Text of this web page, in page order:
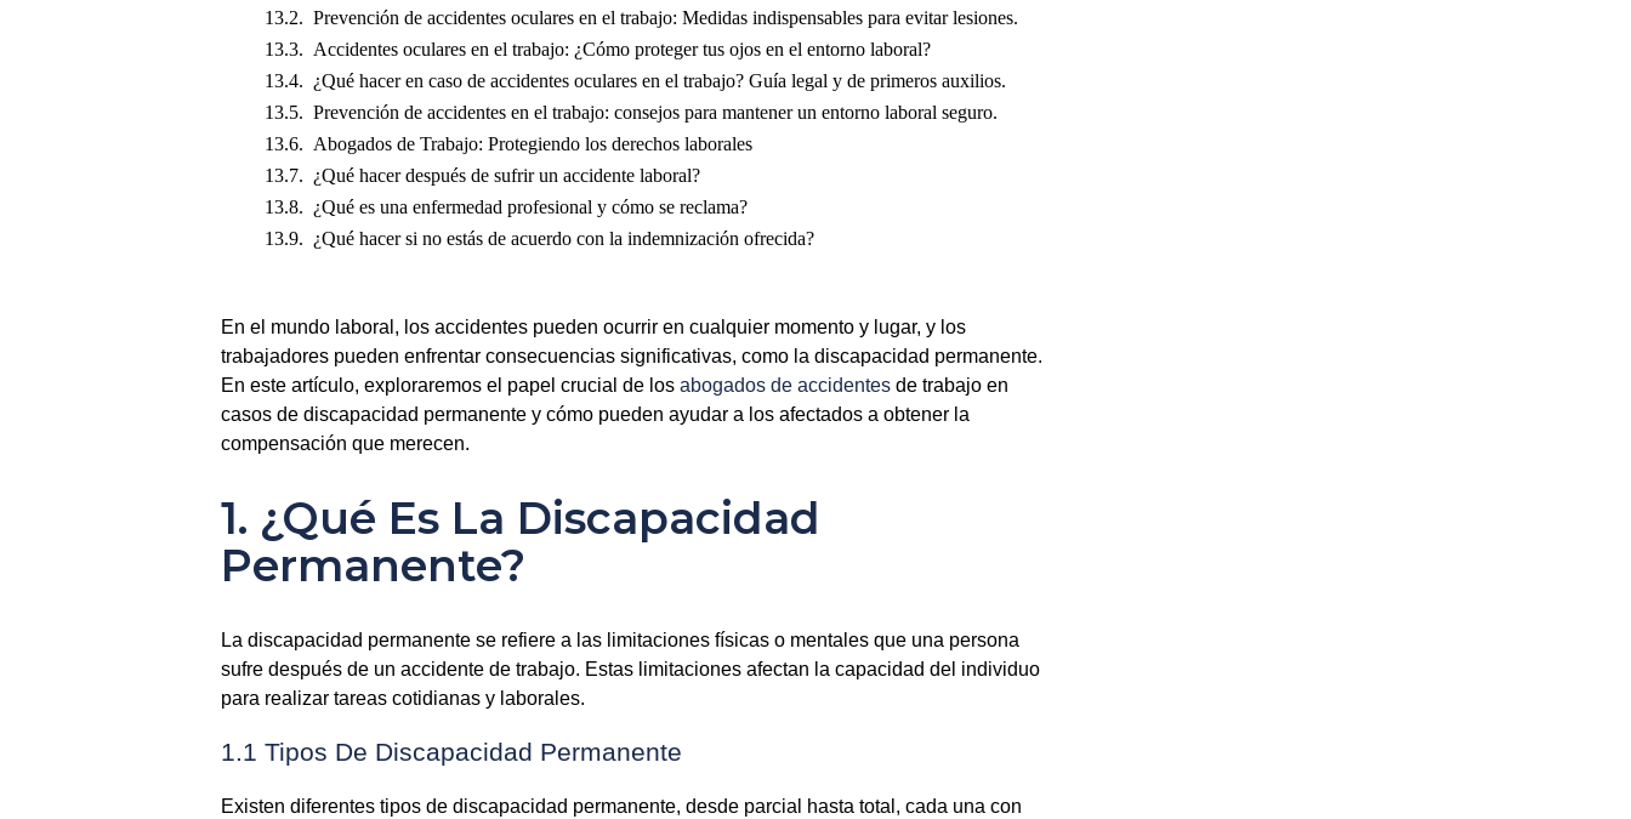
Prevención de accidentes oculares en el trabajo: Medidas indispensables para evitar lesiones.
Accidentes oculares en el trabajo: ¿Cómo proteger tus ojos en el entorno laboral?
¿Qué hacer en caso de accidentes oculares en el trabajo? Guía legal y de primeros auxilios.
Prevención de accidentes en el trabajo: consejos para mantener un entorno laboral seguro.
Abogados de Trabajo: Protegiendo los derechos laborales
¿Qué hacer después de sufrir un accidente laboral?
¿Qué es una enfermedad profesional y cómo se reclama?
¿Qué hacer si no estás de acuerdo con la indemnización ofrecida?
En el mundo laboral, los accidentes pueden ocurrir en cualquier momento y lugar, y los
trabajadores pueden enfrentar consecuencias significativas, como la discapacidad permanente.
En este artículo, exploraremos el papel crucial de los abogados de accidentes de trabajo en
casos de discapacidad permanente y cómo pueden ayudar a los afectados a obtener la
compensación que merecen.
1. ¿Qué Es La Discapacidad
Permanente?
La discapacidad permanente se refiere a las limitaciones físicas o mentales que una persona
sufre después de un accidente de trabajo. Estas limitaciones afectan la capacidad del individuo
para realizar tareas cotidianas y laborales.
1.1 Tipos De Discapacidad Permanente
Existen diferentes tipos de discapacidad permanente, desde parcial hasta total, cada una con